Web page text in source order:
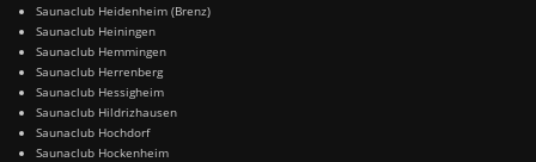
Saunaclub Heidenheim (Brenz)
Saunaclub Heiningen
Saunaclub Hemmingen
Saunaclub Herrenberg
Saunaclub Hessigheim
Saunaclub Hildrizhausen
Saunaclub Hochdorf
Saunaclub Hockenheim